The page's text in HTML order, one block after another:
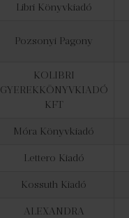
Libri Könyvkiadó
Pozsonyi Pagony
KOLIBRI
GYEREKKÖNYVKIADÓ
KFT
Móra Könyvkiadó
Lettero Kiadó
Kossuth Kiadó
ALEXANDRA